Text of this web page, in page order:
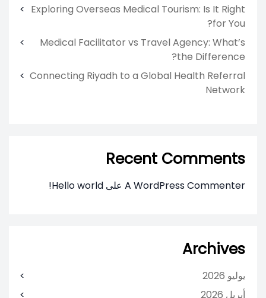
Exploring Overseas Medical Tourism: Is It Right
for You?
Medical Facilitator vs Travel Agency: What’s
the Difference?
Connecting Riyadh to a Global Health Referral
Network
Recent Comments
A WordPress Commenter على Hello world!
Archives
يوليو 2026
أبريل 2026